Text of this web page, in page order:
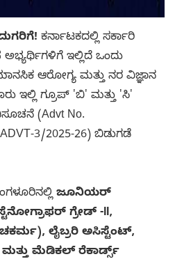
ಕರ್ನಾಟಕದಲ್ಲಿ ಸರ್ಕಾರಿ
ಇಲ್ಲಿದೆ ಒಂದು
ಆರೋಗ್ಯ ಮತ್ತು ನರ ವಿಜ್ಞಾನ
ಇಲ್ಲಿ ಗ್ರೂಪ್ 'ಬಿ' ಮತ್ತು 'ಸಿ'
(Advt No.
3/2025-26) ಬಿಡುಗಡೆ
ಜೂನಿಯರ್
ಗ್ರೇಡ್ -II,
ಲೈಬ್ರರಿ ಅಸಿಸ್ಟೆಂಟ್,
ಮೆಡಿಕಲ್ ರೆಕಾರ್ಡ್ಸ್